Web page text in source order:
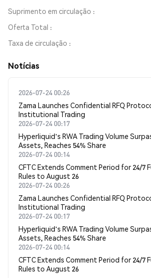
Suprimento em circulação
Oferta Total
Taxa de circulação
​​Notícias​​
2026-07-24 00:26
Zama Launches Confidential RFQ
Institutional Trading
2026-07-24 00:17
Hyperliquid's RWA Trading Volume
Assets, Reaches 54% Share
2026-07-24 00:14
CFTC Extends Comment Period for 24/7
Rules to August 26
2026-07-24 00:26
Zama Launches Confidential RFQ
Institutional Trading
2026-07-24 00:17
Hyperliquid's RWA Trading Volume
Assets, Reaches 54% Share
2026-07-24 00:14
CFTC Extends Comment Period for 24/7
Rules to August 26